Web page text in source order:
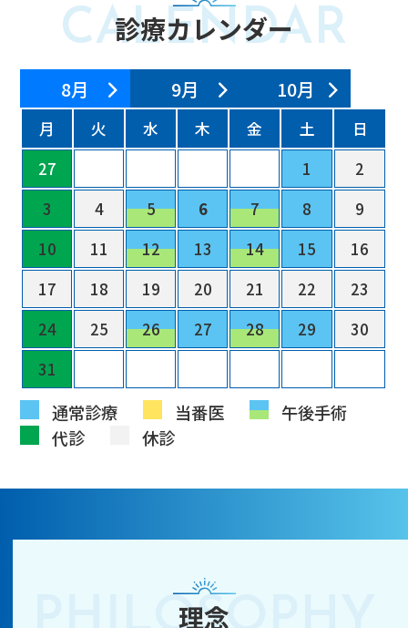
診療カレンダー
8月 9月 10月
月 火 水 木 金 土
日
27
1
2
3
4 5 6 7 8
9
10
11 12 13 14 15
16
17
18 19 20 21 22
23
24
25 26 27 28 29
30
31
通常診療 当番医
午後手術
代診
休診
理念